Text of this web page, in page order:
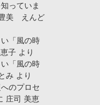
っていま
美 えんど
「風の時
子 より
「風の時
み より
のプロセ
庄司 美恵